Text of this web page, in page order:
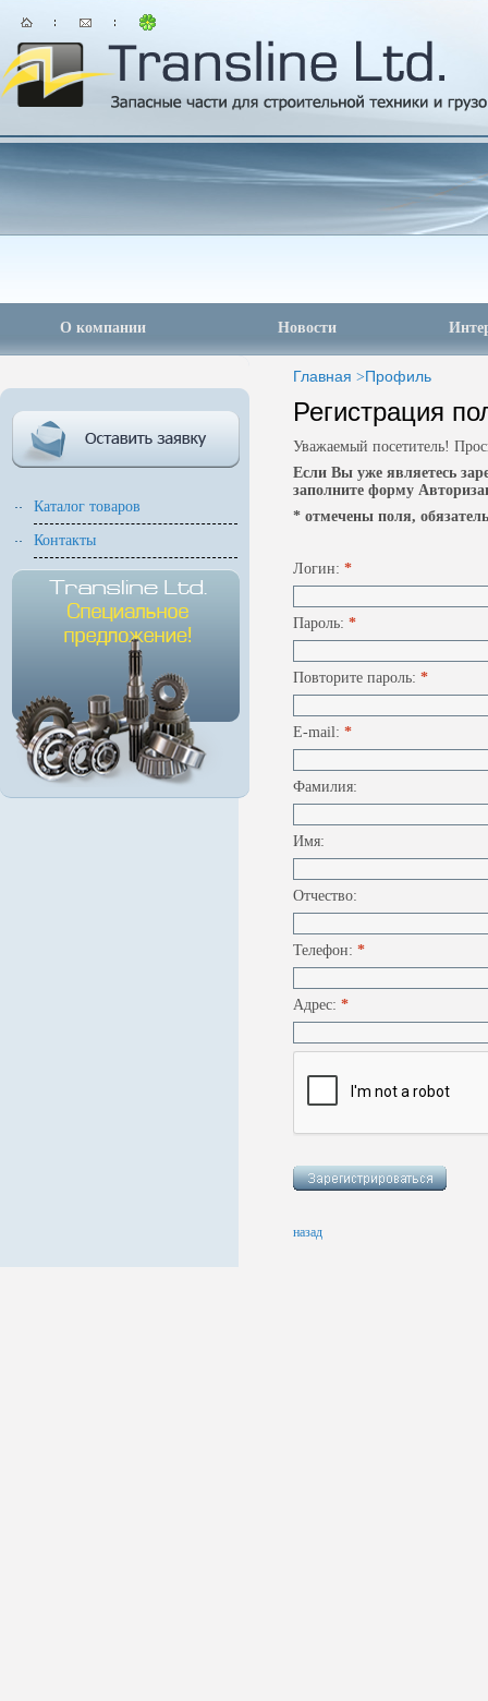
О компании Новости
Каталог товаров
Контакты
Главная > Профиль
Регистрация
Уважаемый посетитель!
Если Вы уже являетесь
заполните форму
* отмечены поля,
Логин: *
Пароль: *
Повторите пароль: *
E-mail: *
Фамилия:
Имя:
Отчество:
Телефон: *
Адрес: *
назад